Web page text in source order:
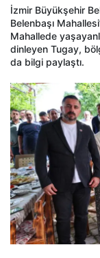
İzmir Büyükşehir
Belenbaşı
Mahallede
dinleyen Tugay,
da bilgi paylaştı.